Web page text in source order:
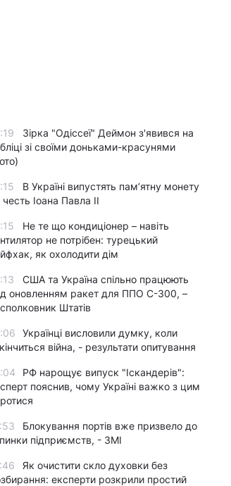
Зірка "Одіссеї" Деймон з'явився на
зі своїми доньками-красунями
В Україні випустять пам’ятну монету
честь Іоана Павла II
Не те що кондиціонер – навіть
не потрібен: турецький
як охолодити дім
США та Україна спільно працюють
оновленням ракет для ППО С-300, –
Штатів
Українці висловили думку, коли
війна, - результати опитування
РФ нарощує випуск "Іскандерів":
пояснив, чому Україні важко з цим
Блокування портів вже призвело до
підприємств, - ЗМІ
Як очистити скло духовки без
експерти розкрили простий